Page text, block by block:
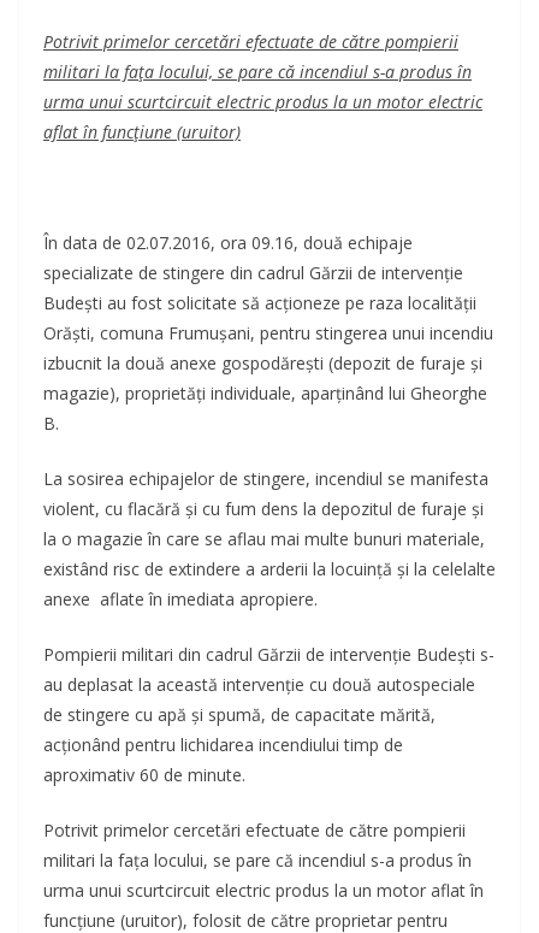
Potrivit primelor cercetări efectuate de către pompierii
militari la faţa locului, se pare că incendiul s-a produs în
urma unui scurtcircuit electric produs la un motor electric
aflat în funcțiune (uruitor)
În data de 02.07.2016, ora 09.16, două echipaje
specializate de stingere din cadrul Gărzii de intervenție
Budești au fost solicitate să acţioneze pe raza localităţii
Orăști, comuna Frumușani, pentru stingerea unui incendiu
izbucnit la două anexe gospodărești (depozit de furaje și
magazie), proprietăți individuale, aparţinând lui Gheorghe
B.
La sosirea echipajelor de stingere, incendiul se manifesta
violent, cu flacără şi cu fum dens la depozitul de furaje și
la o magazie în care se aflau mai multe bunuri materiale,
existând risc de extindere a arderii la locuință și la celelalte
anexe aflate în imediata apropiere.
Pompierii militari din cadrul Gărzii de intervenție Budești s-
au deplasat la această intervenţie cu două autospeciale
de stingere cu apă şi spumă, de capacitate mărită,
acţionând pentru lichidarea incendiului timp de
aproximativ 60 de minute.
Potrivit primelor cercetări efectuate de către pompierii
militari la faţa locului, se pare că incendiul s-a produs în
urma unui scurtcircuit electric produs la un motor aflat în
funcțiune (uruitor), folosit de către proprietar pentru